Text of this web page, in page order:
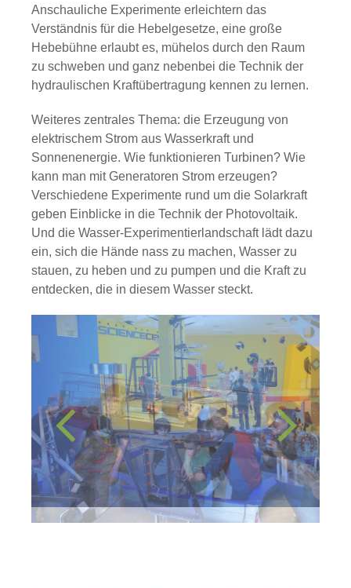
Anschauliche Experimente erleichtern das
Verständnis für die Hebelgesetze, eine große
Hebebühne erlaubt es, mühelos durch den Raum
zu schweben und ganz nebenbei die Technik der
hydraulischen Kraftübertragung kennen zu lernen.
Weiteres zentrales Thema: die Erzeugung von
elektrischem Strom aus Wasserkraft und
Sonnenenergie. Wie funktionieren Turbinen? Wie
kann man mit Generatoren Strom erzeugen?
Verschiedene Experimente rund um die Solarkraft
geben Einblicke in die Technik der Photovoltaik.
Und die Wasser-Experimentierlandschaft lädt dazu
ein, sich die Hände nass zu machen, Wasser zu
stauen, zu heben und zu pumpen und die Kraft zu
entdecken, die in diesem Wasser steckt.